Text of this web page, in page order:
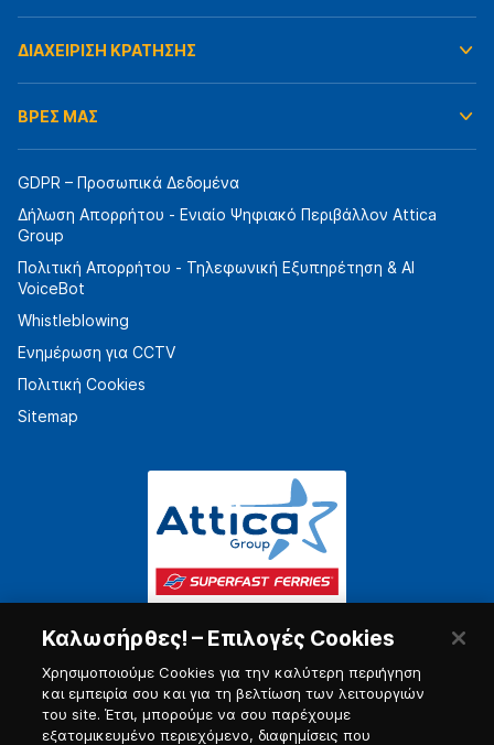
ΔΙΑΧΕΙΡΙΣΗ ΚΡΑΤΗΣΗΣ
ΒΡΕΣ ΜΑΣ
GDPR – Προσωπικά Δεδομένα
Δήλωση Απορρήτου - Ενιαίο Ψηφιακό Περιβάλλον Attica
Group
Πολιτική Απορρήτου - Τηλεφωνική Εξυπηρέτηση & AI
VoiceBot
Whistleblowing
Ενημέρωση για CCTV
Πολιτική Cookies
Sitemap
Καλωσήρθες! – Επιλογές Cookies
Χρησιμοποιούμε Cookies για την καλύτερη περιήγηση
και εμπειρία σου και για τη βελτίωση των λειτουργιών
του site. Έτσι, μπορούμε να σου παρέχουμε
εξατομικευμένο περιεχόμενο, διαφημίσεις που